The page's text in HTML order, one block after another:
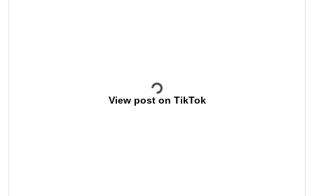
View post on TikTok